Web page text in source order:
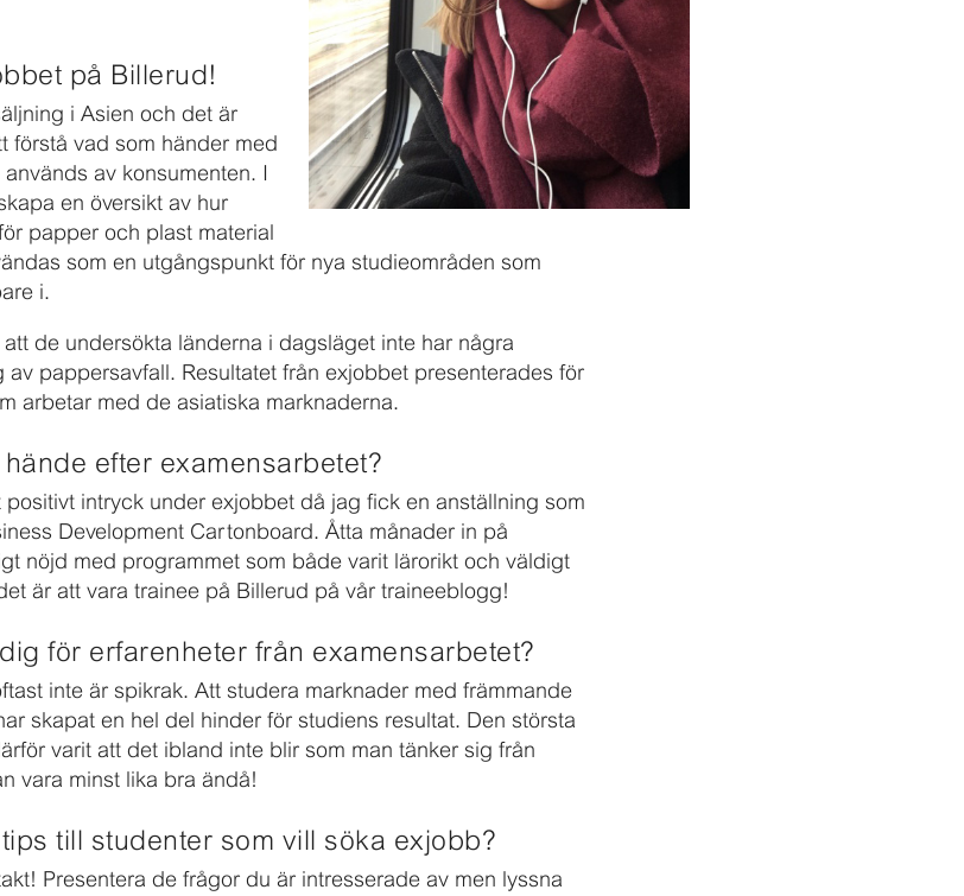
på Billerud!
i Asien och det är
förstå vad som händer med
av konsumenten. I
en översikt av hur
papper och plast material
som en utgångspunkt för nya studieområden som
i.
de undersökta länderna i dagsläget inte har några
pappersavfall. Resultatet från exjobbet presenterades för
arbetar med de asiatiska marknaderna.
hände efter examensarbetet?
intryck under exjobbet då jag fick en anställning som
Development Cartonboard. Åtta månader in på
nöjd med programmet som både varit lärorikt och väldigt
är att vara trainee på Billerud på vår traineeblogg!
för erfarenheter från examensarbetet?
inte är spikrak. Att studera marknader med främmande
skapat en hel del hinder för studiens resultat. Den största
varit att det ibland inte blir som man tänker sig från
vara minst lika bra ändå!
till studenter som vill söka exjobb?
Presentera de frågor du är intresserade av men lyssna